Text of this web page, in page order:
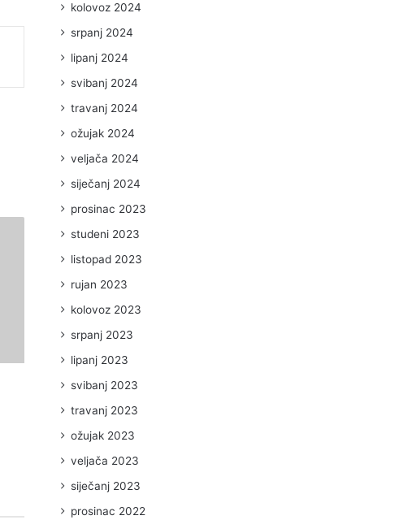
kolovoz 2024
srpanj 2024
lipanj 2024
svibanj 2024
travanj 2024
ožujak 2024
veljača 2024
siječanj 2024
prosinac 2023
studeni 2023
listopad 2023
rujan 2023
kolovoz 2023
srpanj 2023
lipanj 2023
svibanj 2023
travanj 2023
ožujak 2023
veljača 2023
siječanj 2023
prosinac 2022